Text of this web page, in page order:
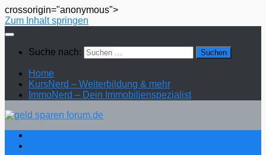
crossorigin="anonymous">
Zum Inhalt springen
Suche nach:
Home
KursNerd – Weiterbildung & mehr
ImmoNerd – Dein Immobilienspezialist